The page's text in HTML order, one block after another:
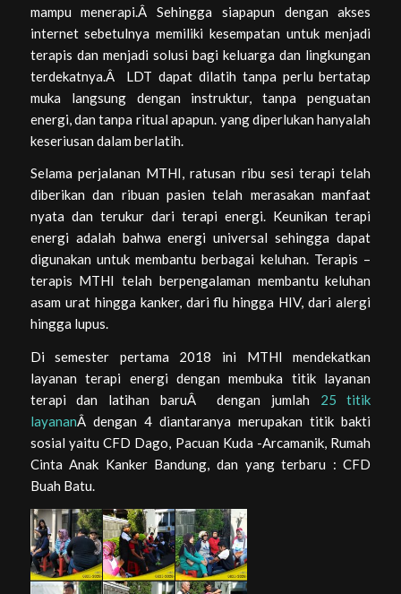
mampu menerapi.Â Sehingga siapapun dengan akses
internet sebetulnya memiliki kesempatan untuk menjadi
terapis dan menjadi solusi bagi keluarga dan lingkungan
terdekatnya.Â LDT dapat dilatih tanpa perlu bertatap
muka langsung dengan instruktur, tanpa penguatan
energi, dan tanpa ritual apapun. yang diperlukan hanyalah
keseriusan dalam berlatih.
Selama perjalanan MTHI, ratusan ribu sesi terapi telah
diberikan dan ribuan pasien telah merasakan manfaat
nyata dan terukur dari terapi energi. Keunikan terapi
energi adalah bahwa energi universal sehingga dapat
digunakan untuk membantu berbagai keluhan. Terapis –
terapis MTHI telah berpengalaman membantu keluhan
asam urat hingga kanker, dari flu hingga HIV, dari alergi
hingga lupus.
Di semester pertama 2018 ini MTHI mendekatkan
layanan terapi energi dengan membuka titik layanan
terapi dan latihan baruÂ dengan jumlah 25 titik
layananÂ dengan 4 diantaranya merupakan titik bakti
sosial yaitu CFD Dago, Pacuan Kuda -Arcamanik, Rumah
Cinta Anak Kanker Bandung, dan yang terbaru : CFD
Buah Batu.